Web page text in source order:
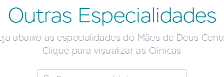
Outras Especialidades
abaixo as especialidades do Mães de Deus
Clique para visualizar as Clínicas